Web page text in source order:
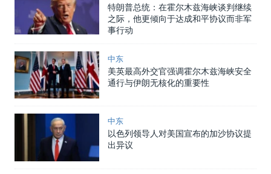
特朗普总统：在霍尔木兹海峡谈判继续
之际，他更倾向于达成和平协议而非军
事行动
中东
美英最高外交官强调霍尔木兹海峡安全
通行与伊朗无核化的重要性
中东
以色列领导人对美国宣布的加沙协议提
出异议